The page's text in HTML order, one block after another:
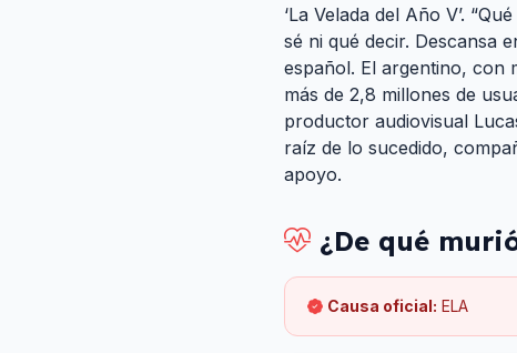
‘La Velada del Año V’.
sé ni qué decir. Descansa
español. El argentino, con
más de 2,8 millones de
productor audiovisual
raíz de lo sucedido,
apoyo.
¿De qué
Causa oficial: ELA